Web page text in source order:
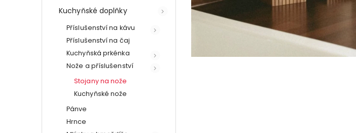
Kuchyňské doplňky
Příslušenství na kávu
Příslušenství na čaj
Kuchyňská prkénka
Nože a příslušenství
Stojany na nože
Kuchyňské nože
Pánve
Hrnce